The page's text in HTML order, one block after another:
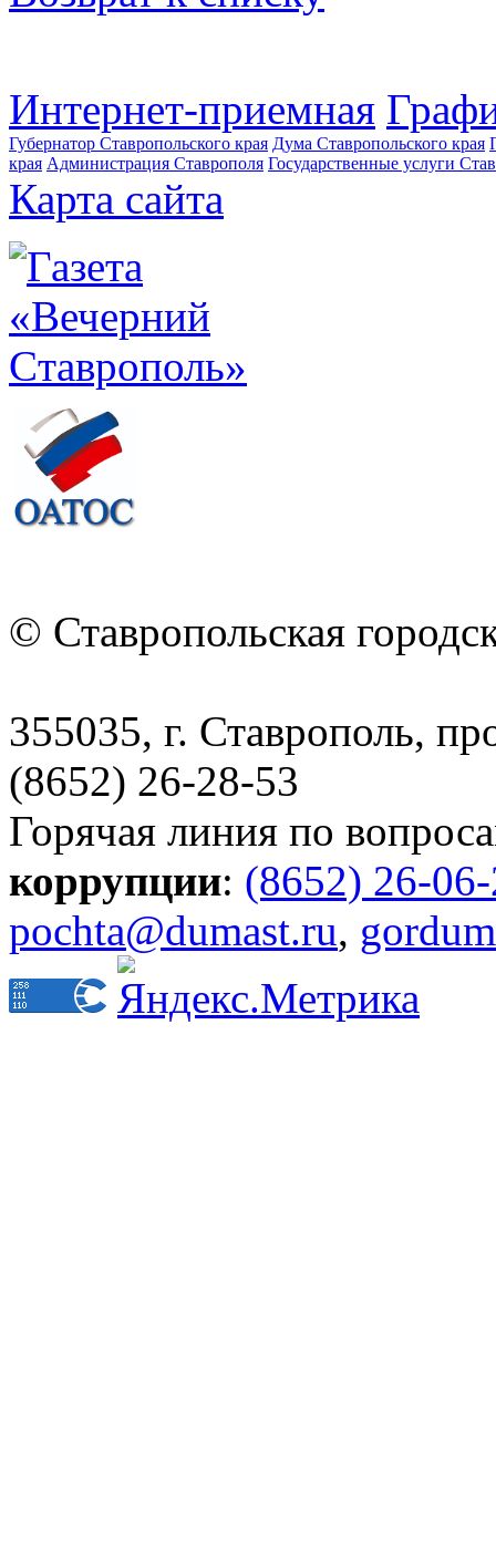
Интернет-приемная
Губернатор Ставропольского края Дума Ставропольского края
края Администрация Ставрополя Государственные услуги
Карта сайта
© Ставропольская
355035, г. Ставрополь,
(8652) 26-28-53
Горячая линия по
коррупции: (8652) 26-
pochta@dumast.ru,